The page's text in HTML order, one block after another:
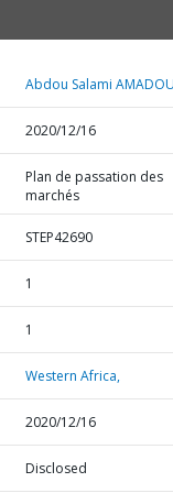
Abdou Salami
2020/12/16
Plan de passation des
marchés
STEP42690
1
1
Western Africa,
2020/12/16
Disclosed